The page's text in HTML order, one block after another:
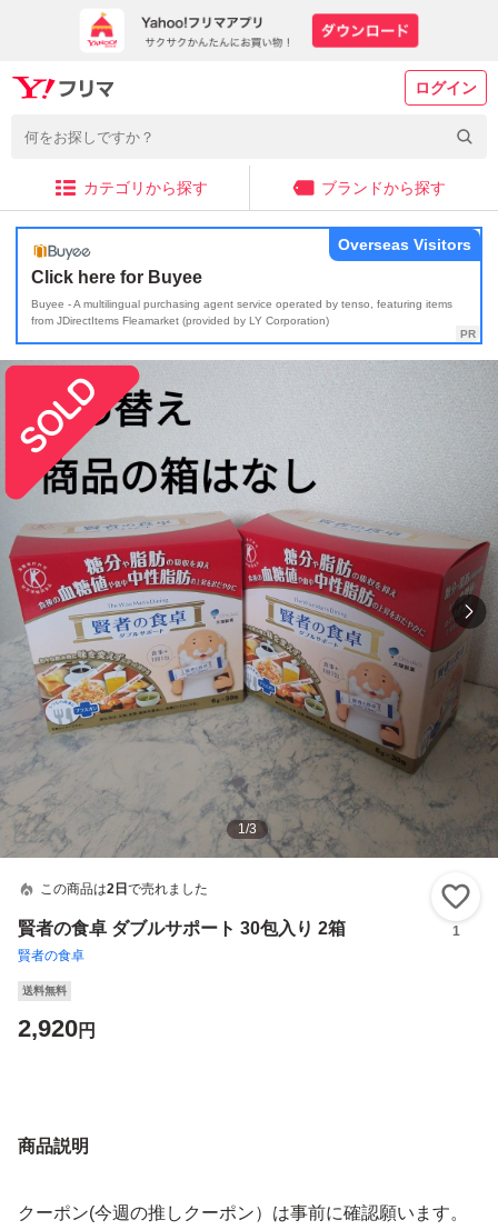
ログイン
カテゴリから探す ブランドから探す
Click here for Buyee
Buyee - A multilingual purchasing agent service operated by tenso, featuring items
from JDirectItems Fleamarket (provided by LY Corporation)
Overseas Visitors
1/3
この商品は2日 で売れました
賢者の食卓 ダブルサポート 30包入り 2箱
賢者の食卓
1
送料無料
2,920円
商品説明
クーポン(今週の推しクーポン）は事前に確認願います。